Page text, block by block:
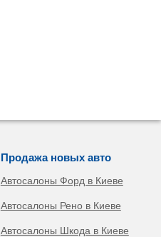
Продажа новых авто
Автосалоны Форд в Киеве
Автосалоны Рено в Киеве
Автосалоны Шкода в Киеве